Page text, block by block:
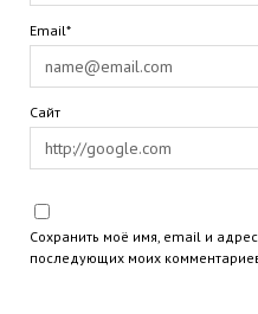
Email*
Сайт
Сохранить моё имя, email и
последующих моих